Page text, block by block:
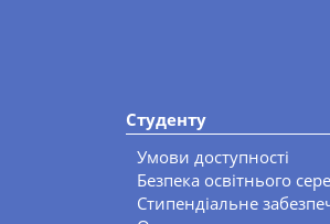
Студенту
Умови доступності
Безпека освітнього
Стипендіальне